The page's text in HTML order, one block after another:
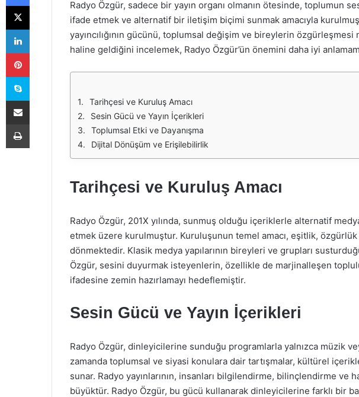
Radyo Özgür, sadece bir yayın organı olmanın ötesinde, toplumun
ifade etmek ve alternatif bir iletişim biçimi sunmak amacıyla
yayıncılığının gücünü, toplumsal değişim ve bireylerin özgürleşmesi
haline geldiğini incelemek, Radyo Özgür’ün önemini daha iyi
Tarihçesi ve Kuruluş Amacı
Sesin Gücü ve Yayın İçerikleri
Toplumsal Etki ve Dayanışma
Dijital Dönüşüm ve Erişilebilirlik
Tarihçesi ve Kuruluş Amacı
Radyo Özgür, 201X yılında, sunmuş olduğu içeriklerle alternatif
etmek üzere kurulmuştur. Kuruluşunun temel amacı, eşitlik,
dönmektedir. Klasik medya yapılarının bireyleri ve grupları
Özgür, sesini duyurmak isteyenlerin, özellikle de marjinalleşen
ifadesine zemin hazırlamayı hedeflemiştir.
Sesin Gücü ve Yayın İçerikleri
Radyo Özgür, dinleyicilerine sunduğu programlarla yalnızca müzik
zamanda toplumsal ve siyasi konulara dair tartışmalar, kültürel
sunar. Radyo yayınlarının, insanları bilgilendirme, bilinçlendirme ve
büyüktür. Radyo Özgür, bu gücü kullanarak dinleyicilerine farklı bir
X
LinkedIn
Pinterest
Skype
E-Posta ile paylaş